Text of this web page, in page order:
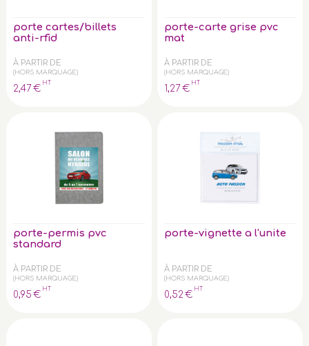
porte cartes/billets
anti-rfid
À PARTIR DE
(HORS MARQUAGE)
2,47€
HT
porte-carte grise pvc
mat
À PARTIR DE
(HORS MARQUAGE)
1,27€
HT
porte-permis pvc
standard
À PARTIR DE
(HORS MARQUAGE)
0,95 €
HT
porte-vignette a l'unite
À PARTIR DE
(HORS MARQUAGE)
0,52 €
HT